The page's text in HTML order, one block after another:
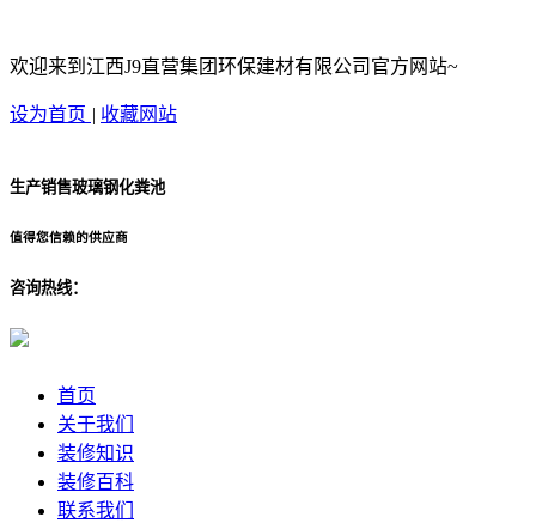
欢迎来到江西J9直营集团环保建材有限公司官方网站~
设为首页 | 收藏网站
生产销售玻璃钢化粪池
值得您信赖的供应商
咨询热线：
首页
关于我们
装修知识
装修百科
联系我们